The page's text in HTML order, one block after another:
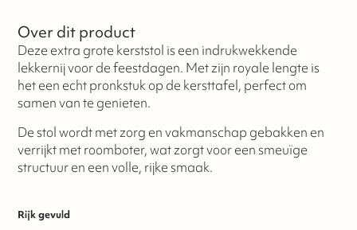
Over dit product
Deze extra grote kerststol is een indrukwekkende
lekkernij voor de feestdagen. Met zijn royale lengte is
het een echt pronkstuk op de kersttafel, perfect om
samen van te genieten.
De stol wordt met zorg en vakmanschap gebakken en
verrijkt met roomboter, wat zorgt voor een smeuïge
structuur en een volle, rijke smaak.
Rijk gevuld